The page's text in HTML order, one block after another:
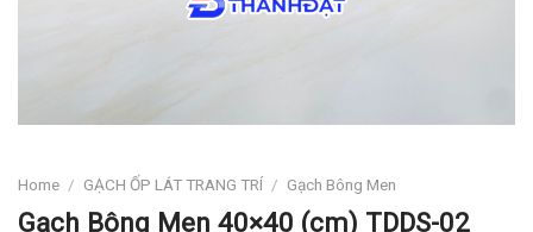
Home / GẠCH ỐP LÁT TRANG TRÍ / Gạch Bông Men
Gạch Bông Men 40×40 (cm) TDDS-02